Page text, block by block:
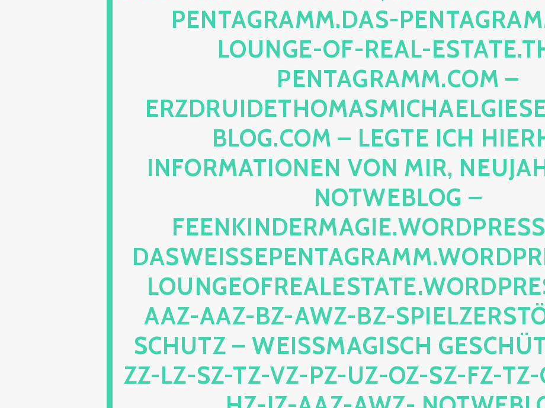
NTAGRAMM.DAS-
UNGE-OF-REAL-
NTAGRAMM.COM – ER
OG.COM – LEGTE ICH
FORMATIONEN VON MIR, NEUJAHR
TWEBLOG – FE
Z-AAZ-BZ-AWZ-BZ-
HUTZ – WEISSMAGISCH
LZ-SZ-TZ-VZ-PZ-UZ-OZ-SZ-FZ-TZ-